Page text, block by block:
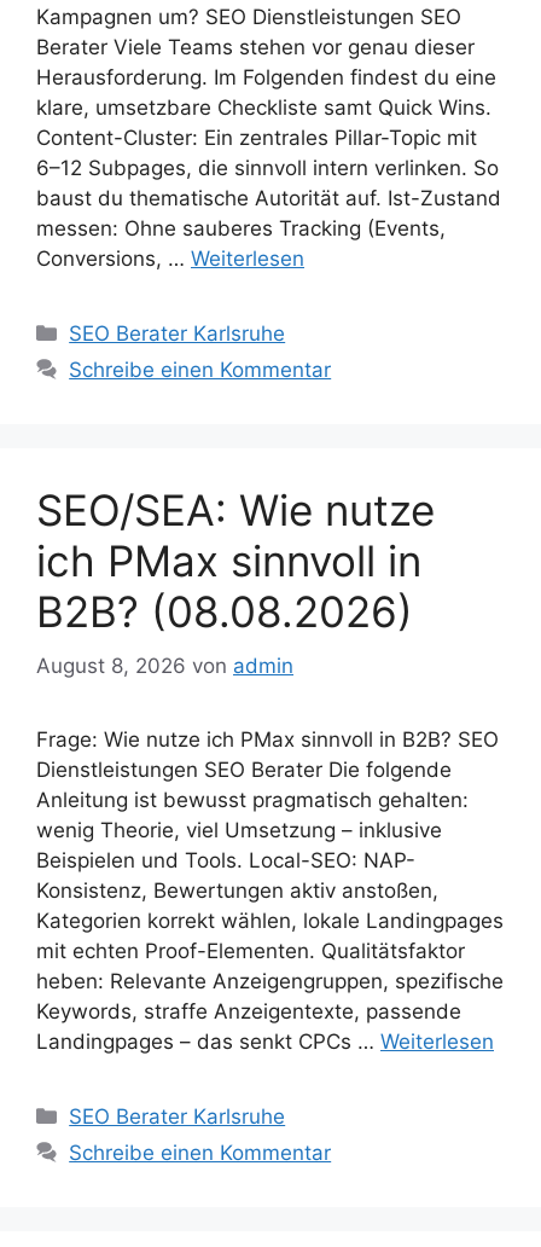
Kampagnen um? SEO Dienstleistungen SEO
Berater Viele Teams stehen vor genau dieser
Herausforderung. Im Folgenden findest du eine
klare, umsetzbare Checkliste samt Quick Wins.
Content-Cluster: Ein zentrales Pillar-Topic mit
6–12 Subpages, die sinnvoll intern verlinken. So
baust du thematische Autorität auf. Ist-Zustand
messen: Ohne sauberes Tracking (Events,
Conversions, … Weiterlesen
Kategorien
SEO Berater Karlsruhe
Schreibe einen Kommentar
SEO/SEA: Wie nutze
ich PMax sinnvoll in
B2B? (08.08.2026)
August 8, 2026 von admin
Frage: Wie nutze ich PMax sinnvoll in B2B? SEO
Dienstleistungen SEO Berater Die folgende
Anleitung ist bewusst pragmatisch gehalten:
wenig Theorie, viel Umsetzung – inklusive
Beispielen und Tools. Local-SEO: NAP-
Konsistenz, Bewertungen aktiv anstoßen,
Kategorien korrekt wählen, lokale Landingpages
mit echten Proof-Elementen. Qualitätsfaktor
heben: Relevante Anzeigengruppen, spezifische
Keywords, straffe Anzeigentexte, passende
Landingpages – das senkt CPCs … Weiterlesen
Kategorien
SEO Berater Karlsruhe
Schreibe einen Kommentar